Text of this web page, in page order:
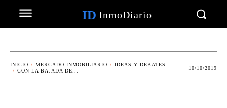
ID InmoDiario
INICIO MERCADO INMOBILIARIO
IDEAS Y DEBATES
CON LA BAJADA DE...
10/10/2019